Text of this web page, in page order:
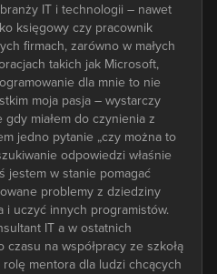
IT i technologii – nawet
księgowy czy pracownik
firmach, zarówno w małych
takich jak Microsoft,
dla mnie to nie
moja pasja – wystarczy
gdy miałem do czynienia z
jedno pytanie „czy można to
odpowiedzi właśnie
jestem w stanie pomagać
problemy z dziedziny
i uczyć innych programistów.
IT a w ostatnich
na współpracy ze szkołą
mentora dla ludzi chcących